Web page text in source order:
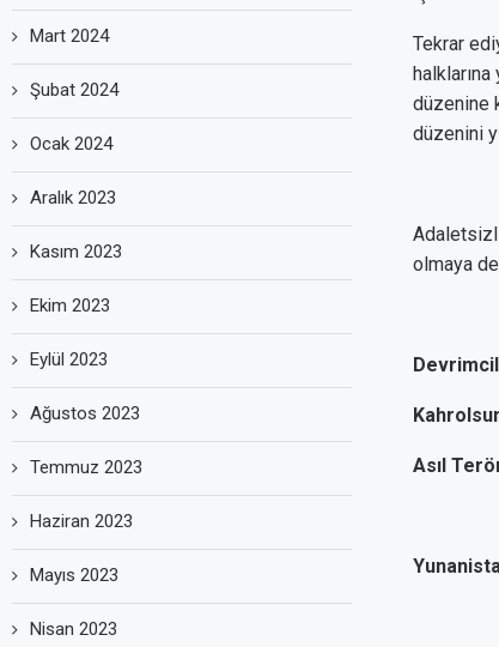
Tekrar
düzenine
düzenini
olmaya
Asıl
Mart 2024
Şubat 2024
Ocak 2024
Aralık 2023
Kasım 2023
Ekim 2023
Eylül 2023
Ağustos 2023
Temmuz 2023
Haziran 2023
Mayıs 2023
Nisan 2023